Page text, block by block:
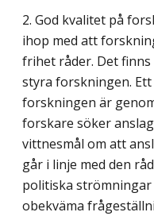
2. God kvalitet på
ihop med att
frihet råder. Det
styra forskningen.
forskningen är
forskare söker
vittnesmål om att
går i linje med den
politiska
obekväma